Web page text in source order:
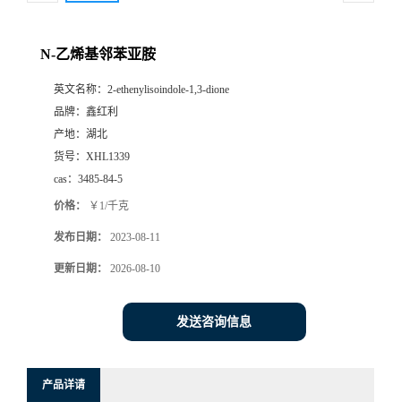
N-乙烯基邻苯亚胺
英文名称： 2-ethenylisoindole-1,3-dione
品牌： 鑫红利
产地： 湖北
货号： XHL1339
cas： 3485-84-5
价格： ￥1/千克
发布日期： 2023-08-11
更新日期： 2026-08-10
发送咨询信息
产品详请